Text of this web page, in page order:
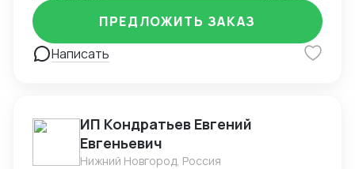
Написать
ПРЕДЛОЖИТЬ ЗАКАЗ
ИП Кондратьев Евгений
Евгеньевич
Нижний Новгород, Россия